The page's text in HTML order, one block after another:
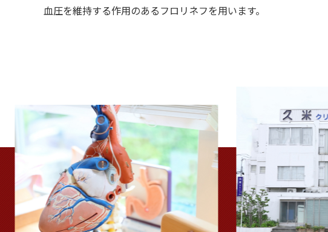
血圧を維持する作用のあるフロリネフを用います。